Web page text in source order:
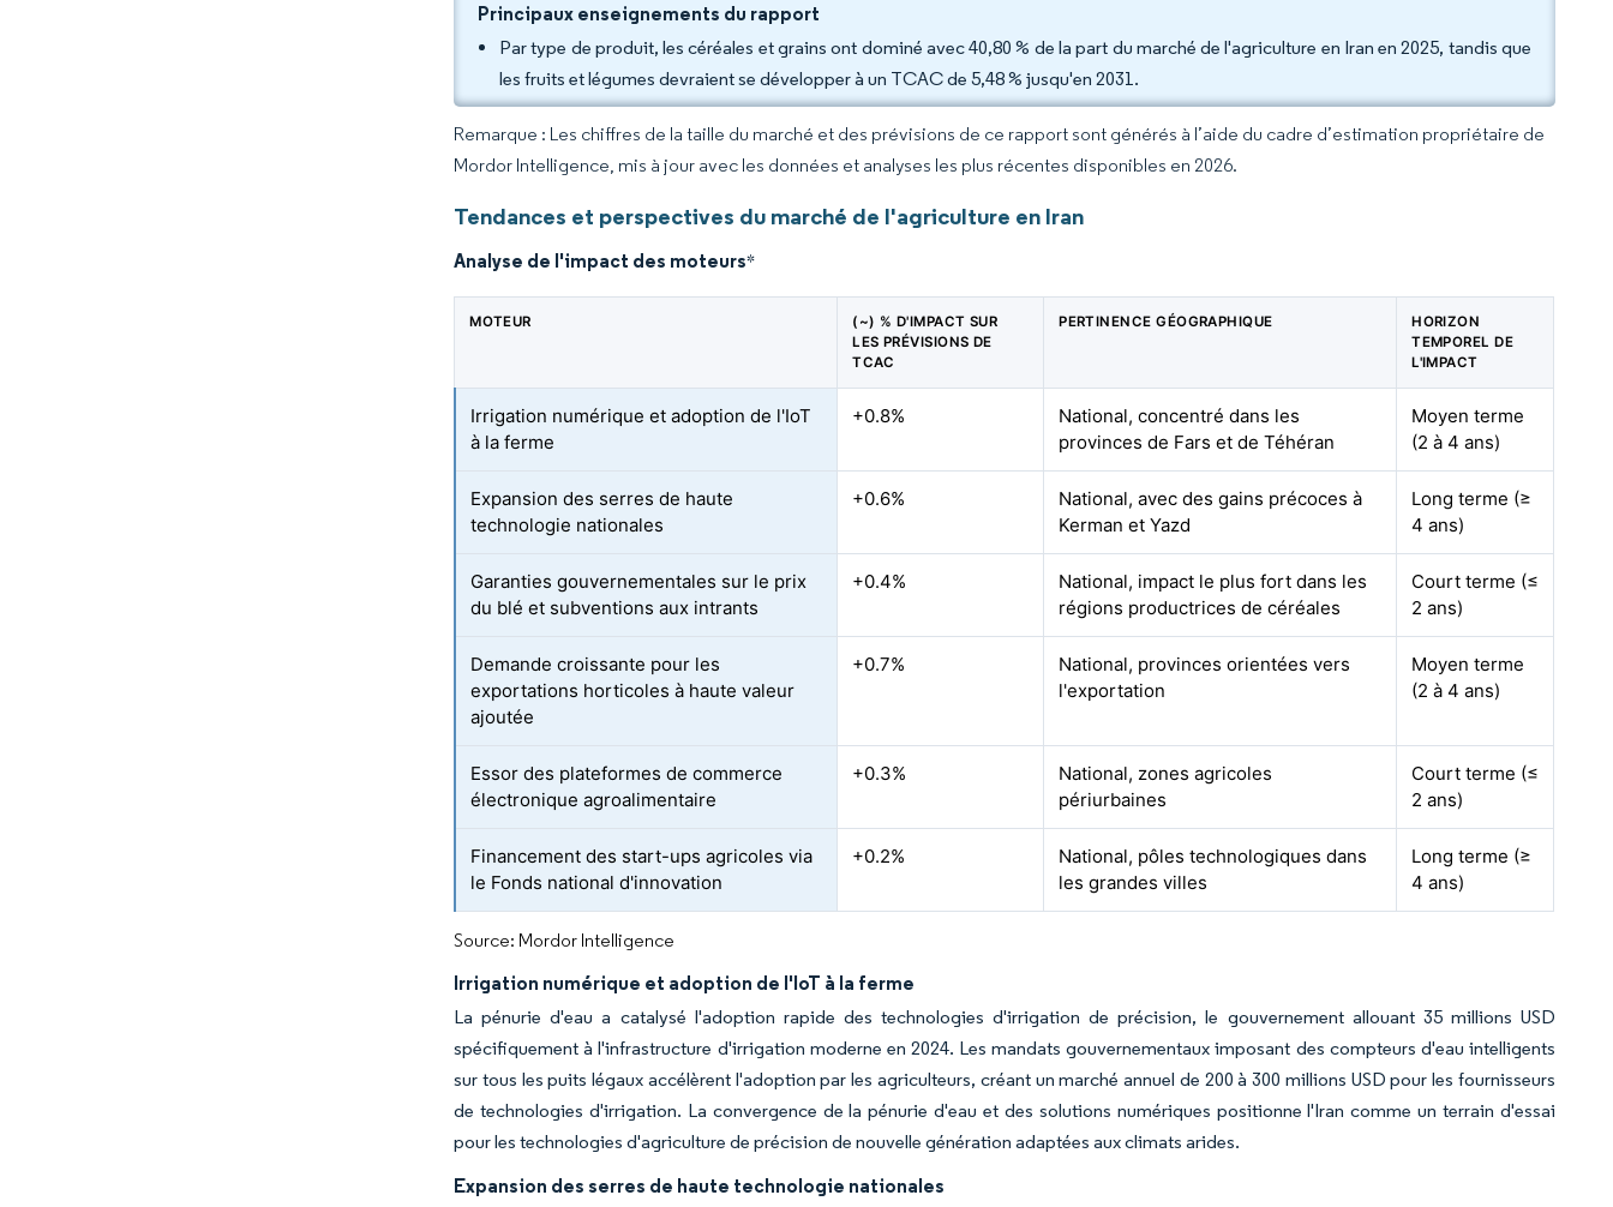
Principaux enseignements du rapport
Par type de produit, les céréales et grains ont dominé avec 40,80 % de la part du marché de l'agriculture en Iran en 2025, tandis que
les fruits et légumes devraient se développer à un TCAC de 5,48 % jusqu'en 2031.
Remarque : Les chiffres de la taille du marché et des prévisions de ce rapport sont générés à l’aide du cadre d’estimation propriétaire de
Mordor Intelligence, mis à jour avec les données et analyses les plus récentes disponibles en 2026.
Tendances et perspectives du marché de l'agriculture en Iran
Analyse de l'impact des moteurs*
MOTEUR
(~) % D'IMPACT SUR
LES PRÉVISIONS DE
TCAC
PERTINENCE GÉOGRAPHIQUE
HORIZON
TEMPOREL DE
L'IMPACT
Irrigation numérique et adoption de l'IoT
à la ferme
+0.8%
National, concentré dans les
provinces de Fars et de Téhéran
Moyen terme
(2 à 4 ans)
Expansion des serres de haute
technologie nationales
+0.6%
National, avec des gains précoces à
Kerman et Yazd
Long terme (≥
4 ans)
Garanties gouvernementales sur le prix
du blé et subventions aux intrants
+0.4%
National, impact le plus fort dans les
régions productrices de céréales
Court terme (≤
2 ans)
Demande croissante pour les
exportations horticoles à haute valeur
ajoutée
+0.7%
National, provinces orientées vers
l'exportation
Moyen terme
(2 à 4 ans)
Essor des plateformes de commerce
électronique agroalimentaire
+0.3%
National, zones agricoles
périurbaines
Court terme (≤
2 ans)
Financement des start-ups agricoles via
le Fonds national d'innovation
+0.2%
National, pôles technologiques dans
les grandes villes
Long terme (≥
4 ans)
Source: Mordor Intelligence
Irrigation numérique et adoption de l'IoT à la ferme
La pénurie d'eau a catalysé l'adoption rapide des technologies d'irrigation de précision, le gouvernement allouant 35 millions USD
spécifiquement à l'infrastructure d'irrigation moderne en 2024. Les mandats gouvernementaux imposant des compteurs d'eau intelligents
sur tous les puits légaux accélèrent l'adoption par les agriculteurs, créant un marché annuel de 200 à 300 millions USD pour les fournisseurs
de technologies d'irrigation. La convergence de la pénurie d'eau et des solutions numériques positionne l'Iran comme un terrain d'essai
pour les technologies d'agriculture de précision de nouvelle génération adaptées aux climats arides.
Expansion des serres de haute technologie nationales